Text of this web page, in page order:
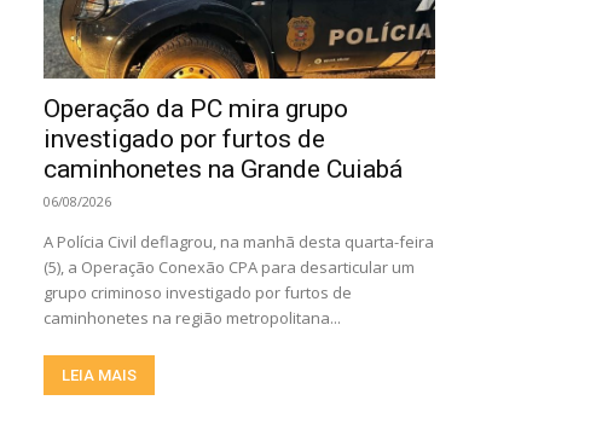
Operação da PC mira grupo
investigado por furtos de
caminhonetes na Grande Cuiabá
06/08/2026
A Polícia Civil deflagrou, na manhã desta quarta-feira
(5), a Operação Conexão CPA para desarticular um
grupo criminoso investigado por furtos de
caminhonetes na região metropolitana...
LEIA MAIS